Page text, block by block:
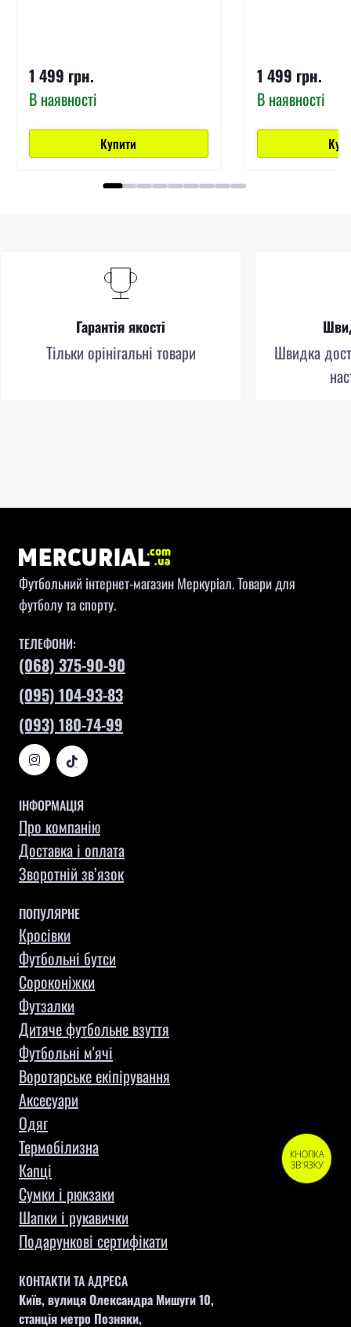
1 499 грн.
В наявності
Купити
1 499 грн.
В наявності
Гарантія якості
Тільки орінігальні товари
Швидка
Футбольний інтернет-магазин Меркуріал. Товари для
футболу та спорту.
ТЕЛЕФОНИ:
(068) 375-90-90
(095) 104-93-83
(093) 180-74-99
ІНФОРМАЦІЯ
Про компанію
Доставка і оплата
Зворотній зв’язок
ПОПУЛЯРНЕ
Кросівки
Футбольні бутси
Сороконіжки
Футзалки
Дитяче футбольне взуття
Футбольні м'ячі
Воротарське екіпірування
Aксесуари
Одяг
Термобілизна
Капці
Сумки і рюкзаки
Шапки і рукавички
Подарункові сертифікати
КОНТАКТИ ТА АДРЕСА
Київ, вулиця Олександра Мишуги 10,
станція метро Позняки,
КНОПКА
ЗВ'ЯЗКУ